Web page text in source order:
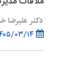
دکتر علیرضا